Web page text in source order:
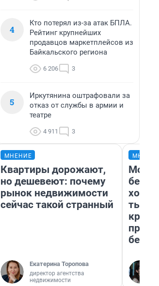
4
Кто потерял из-за атак БПЛА.
Рейтинг крупнейших
продавцов маркетплейсов из
Байкальского региона
6 206 3
5
Иркутянина оштрафовали за
отказ от службы в армии и
театре
4 911 3
МНЕНИЕ
Квартиры дорожают,
но дешевеют: почему
рынок недвижимости
сейчас такой странный
Екатерина Торопова
директор агентства
недвижимости
Мой